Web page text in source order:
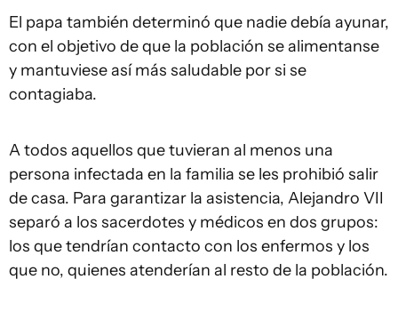
El papa también determinó que nadie debía ayunar,
con el objetivo de que la población se alimentanse
y mantuviese así más saludable por si se
contagiaba.
A todos aquellos que tuvieran al menos una
persona infectada en la familia se les prohibió salir
de casa. Para garantizar la asistencia, Alejandro VII
separó a los sacerdotes y médicos en dos grupos:
los que tendrían contacto con los enfermos y los
que no, quienes atenderían al resto de la población.